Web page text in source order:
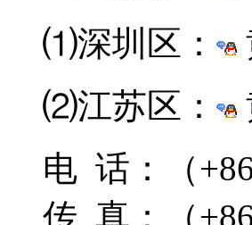
⑴深圳区：
⑵江苏区：
电 话：（
传 真：（